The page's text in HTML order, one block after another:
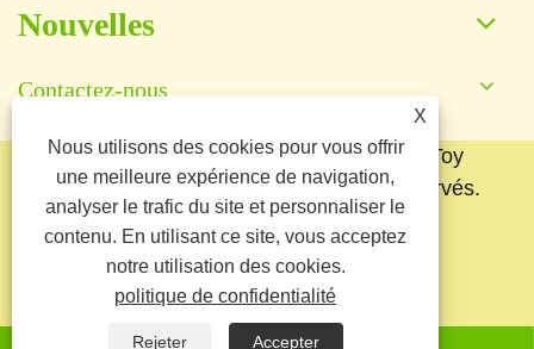
Nouvelles
Contactez-nous
Copyright © 2025 Baoding Yuankang Toy
Manufacturing Co., Ltd. Tous droits réservés.
Links
Sitemap RSS XML
politique de confidentialité
X
Nous utilisons des cookies pour vous offrir
une meilleure expérience de navigation,
analyser le trafic du site et personnaliser le
contenu. En utilisant ce site, vous acceptez
notre utilisation des cookies.
politique de confidentialité
Rejeter Accepter